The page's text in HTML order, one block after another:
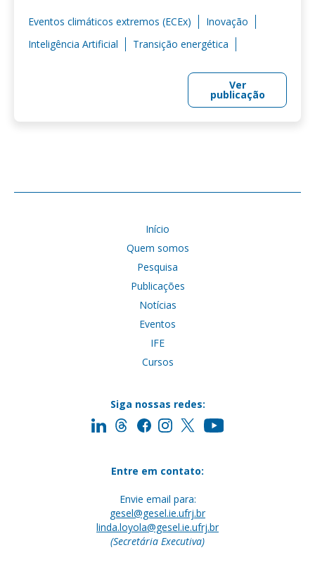
Eventos climáticos extremos (ECEx)
Inovação
Inteligência Artificial
Transição energética
Ver
publicação
Início
Quem somos
Pesquisa
Publicações
Notícias
Eventos
IFE
Cursos
Siga nossas redes:
Entre em contato:
Envie email para:
gesel@gesel.ie.ufrj.br
linda.loyola@gesel.ie.ufrj.br
(Secretária Executiva)